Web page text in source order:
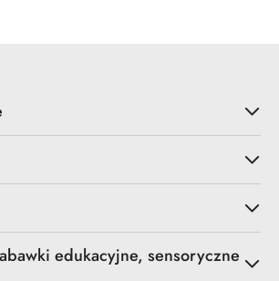
edukacyjne, sensoryczne